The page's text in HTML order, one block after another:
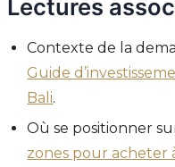
Lectures
Contexte de la
Guide
Bali.
Où se positionner
zones pour acheter